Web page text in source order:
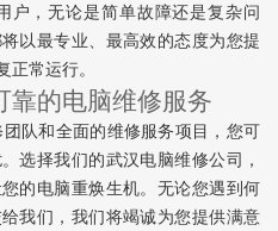
户，无论是简单故障还是复杂问
以最专业、最高效的态度为您提
正常运行。
靠的电脑维修服务
队和全面的维修服务项目，您可
选择我们的武汉电脑维修公司，
的电脑重焕生机。无论您遇到何
我们，我们将竭诚为您提供满意